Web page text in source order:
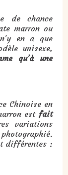
de chance
marron ou
en a que
unisexe,
qu’à une
Chinoise en
est fait
variations
différentes :